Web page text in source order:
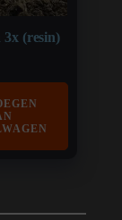
3x (resin)